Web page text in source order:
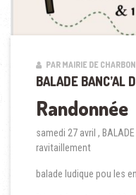
PAR MAIRIE DE
BALADE BANC’AL
Randonnée
samedi 27 avril ,
ravitaillement
balade ludique pou les